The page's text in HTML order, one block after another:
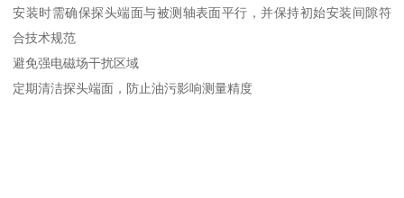
安装时需确保探头端面与被测轴表面平行，并保持初始安装间隙符
合技术规范
避免强电磁场干扰区域
定期清洁探头端面，防止油污影响测量精度